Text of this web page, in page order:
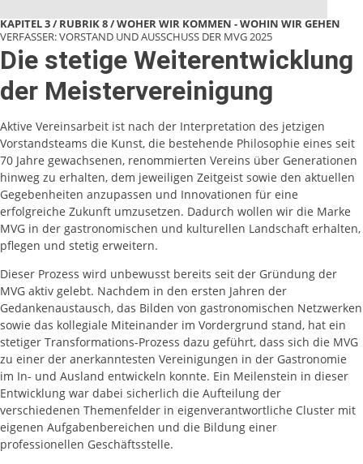
KAPITEL 3 / RUBRIK 8
WOHER WIR KOMMEN - WOHIN WIR GEHEN
VERFASSER: VORSTAND UND AUSSCHUSS DER MVG 2025
Die stetige Weiterentwicklung
der Meistervereinigung
Aktive Vereinsarbeit ist nach der Interpretation des jetzigen
Vorstandsteams die Kunst, die bestehende Philosophie eines seit
70 Jahre gewachsenen, renommierten Vereins über Generationen
hinweg zu erhalten, dem jeweiligen Zeitgeist sowie den aktuellen
Gegebenheiten anzupassen und Innovationen für eine
erfolgreiche Zukunft umzusetzen. Dadurch wollen wir die Marke
MVG in der gastronomischen und kulturellen Landschaft erhalten,
pflegen und stetig erweitern.
Dieser Prozess wird unbewusst bereits seit der Gründung der
MVG aktiv gelebt. Nachdem in den ersten Jahren der
Gedankenaustausch, das Bilden von gastronomischen Netzwerken
sowie das kollegiale Miteinander im Vordergrund stand, hat ein
stetiger Transformations-Prozess dazu geführt, dass sich die MVG
zu einer der anerkanntesten Vereinigungen in der Gastronomie
im In- und Ausland entwickeln konnte. Ein Meilenstein in dieser
Entwicklung war dabei sicherlich die Aufteilung der
verschiedenen Themenfelder in eigenverantwortliche Cluster mit
eigenen Aufgabenbereichen und die Bildung einer
professionellen Geschäftsstelle.